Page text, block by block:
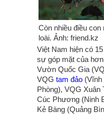
Còn nhiều điều
loài. Ảnh: friend.kz
Việt Nam hiện có
sự góp mặt của
Vườn Quốc Gia
VQG tam đảo (Vĩnh
Phòng), VQG
Cúc Phương (Ninh
Kẻ Bàng (Quảng